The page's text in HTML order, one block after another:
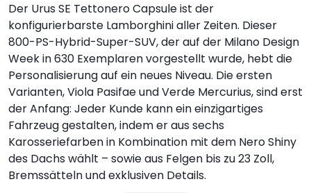
Der Urus SE Tettonero Capsule ist der
konfigurierbarste Lamborghini aller Zeiten. Dieser
800-PS-Hybrid-Super-SUV, der auf der Milano Design
Week in 630 Exemplaren vorgestellt wurde, hebt die
Personalisierung auf ein neues Niveau. Die ersten
Varianten, Viola Pasifae und Verde Mercurius, sind erst
der Anfang: Jeder Kunde kann ein einzigartiges
Fahrzeug gestalten, indem er aus sechs
Karosseriefarben in Kombination mit dem Nero Shiny
des Dachs wählt – sowie aus Felgen bis zu 23 Zoll,
Bremssätteln und exklusiven Details.